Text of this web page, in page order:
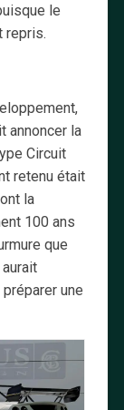
le
repris.
annoncer la
Circuit
retenu était
la
100 ans
que
une